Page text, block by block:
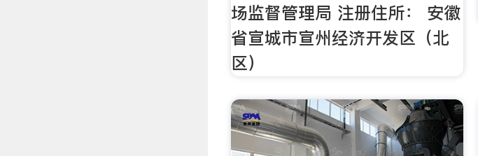
场监督管理局 注册住所： 安徽
省宣城市宣州经济开发区（北
区）